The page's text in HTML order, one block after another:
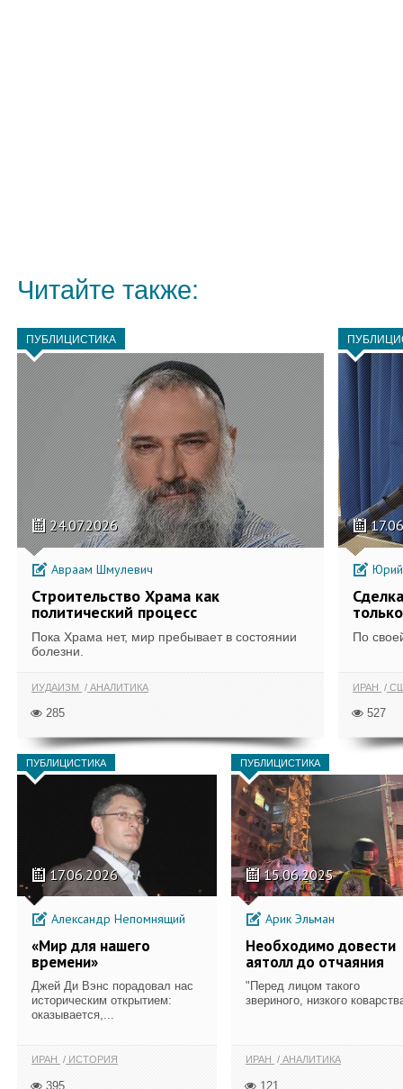
Читайте также:
ПУБЛИЦИСТИКА
24.07.2026
Авраам Шмулевич
Строительство Храма как
политический процесс
Пока Храма нет, мир пребывает в состоянии
болезни.
ИУДАИЗМ АНАЛИТИКА
285
По
ИРАН
527
ПУБЛИЦИСТИКА
17.06.2026
Александр Непомнящий
«Мир для нашего
времени»
Джей Ди Вэнс порадовал нас
историческим открытием:
оказывается,...
ИРАН ИСТОРИЯ
395
ПУБЛИЦИСТИКА
15.06.2025
Арик Эльман
Необходимо довести
аятолл до отчаяния
"Перед лицом такого
звериного, низкого
ИРАН АНАЛИТИКА
121